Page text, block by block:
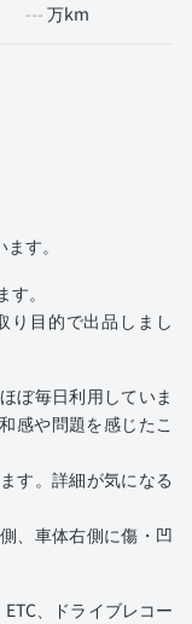
--- 万km
す。
。
り目的で出品しまし
ぼ毎日利用していま
感や問題を感じたこ
す。詳細が気になる
、車体右側に傷・凹
、ドライブレコー